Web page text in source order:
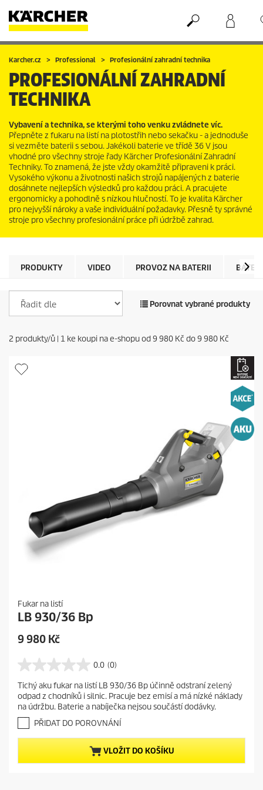
Nákupní košík
Seznam oblíbených produktů
Karcher.cz Professional Profesionální zahradní technika
PROFESIONÁLNÍ ZAHRADNÍ
TECHNIKA
Vybavení a technika, se kterými toho venku zvládnete víc.
Přepněte z fukaru na listí na plotostřih nebo sekačku - a jednoduše
si vezměte baterii s sebou. Jakékoli baterie ve třídě 36 V jsou
vhodné pro všechny stroje řady Kärcher Profesionální Zahradní
Techniky. To znamená, že jste vždy okamžitě připraveni k práci.
Vysokého výkonu a životnosti našich strojů napájených z baterie
dosáhnete nejlepších výsledků pro každou práci. A pracujete
ergonomicky a pohodlně s nízkou hlučností. To je kvalita Kärcher
pro nejvyšší nároky a vaše individuální požadavky. Přesně ty správné
stroje pro všechny profesionální práce při údržbě zahrad.
PRODUKTY VIDEO PROVOZ NA BATERII
Porovnat vybrané produkty
2 produkty/ů | 1 ke koupi na e-shopu od9 980 Kč do9 980 Kč
Fukar na listí
LB 930/36 Bp
C
r
e
n
t
p
r
o
d
9 980 Kč
0.0 (0)
0
.
0
z
5
ě
z
d
Tichý aku fukar na listí LB 930/36 Bp účinně odstraní zelený
odpad z chodníků i silnic. Pracuje bez emisí a má nízké náklady
na údržbu. Baterie a nabíječka nejsou součástí dodávky.
PŘIDAT DO POROVNÁNÍ
VLOŽIT DO KOŠÍKU